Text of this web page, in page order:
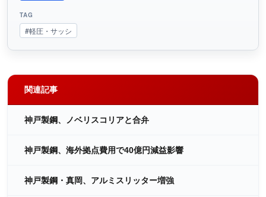
TAG
#軽圧・サッシ
関連記事
神戸製鋼、ノベリスコリアと合弁
神戸製鋼、海外拠点費用で40億円減益影響
神戸製鋼・真岡、アルミスリッター増強